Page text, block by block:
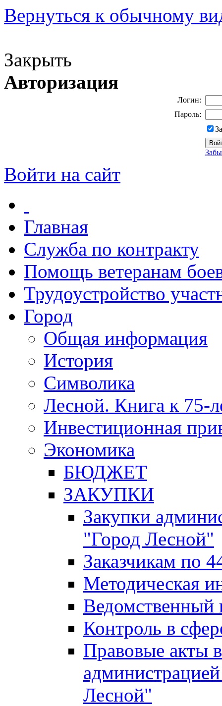
Вернуться к обычному
Закрыть
Авторизация
Логин:
Пароль:
Войти на сайт
Главная
Служба по контракту
Помощь ветеранам
Трудоустройство
Город
Общая информация
История
Символика
Лесной. Книга к 75-
Инвестиционная
Экономика
БЮДЖЕТ
ЗАКУПКИ
Закупки
"Город Лесной"
Заказчикам по
Методическая
Ведомственный
Контроль в
Правовые акты
Лесной"